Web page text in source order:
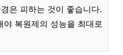
은 피하는 것이 좋습니다.
야 복원제의 성능을 최대로